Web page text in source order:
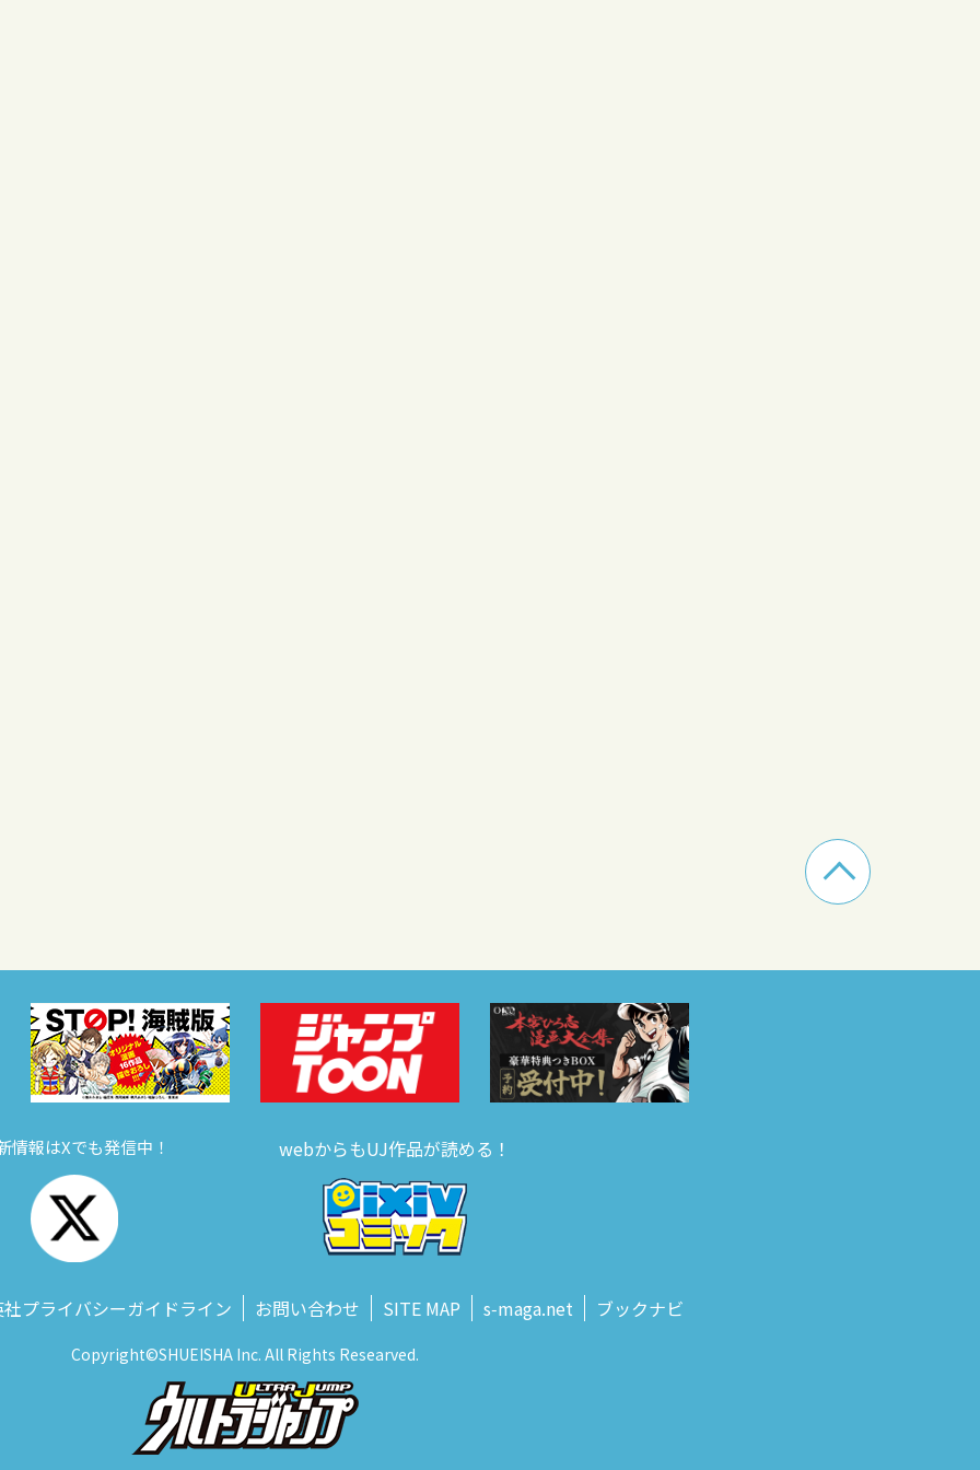
情報はXでも発信中！ webからもUJ作品が読める！
プライバシーガイドライン お問い合わせ SITE MAP s‑maga.net ブックナビ
Copyright©SHUEISHA Inc. All Rights Researved.